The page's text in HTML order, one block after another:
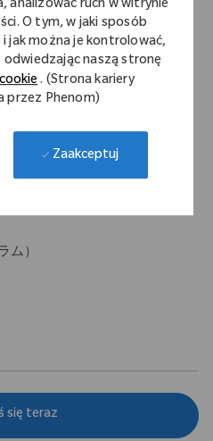
analizować ruch w witrynie
O tym, w jaki sposób
jak można je kontrolować,
naszą stronę
. (Strona kariery
przez Phenom)
Zaakceptuj
ム）
się teraz